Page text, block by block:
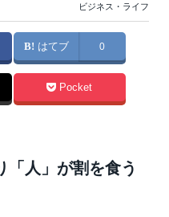
ビジネス・ライフ
はてブ 0
Pocket
「人」が割を食う